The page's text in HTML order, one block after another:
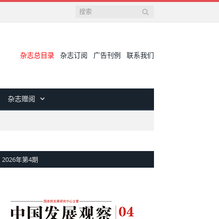
杂志总目录 杂志订阅 广告刊例 联系我们
杂志赠阅
2026年第4期